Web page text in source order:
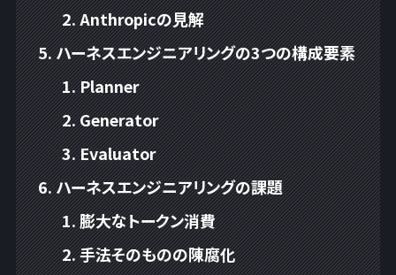
Anthropicの見解
ハーネスエンジニアリングの3つの構成要素
Planner
Generator
Evaluator
ハーネスエンジニアリングの課題
膨大なトークン消費
手法そのものの陳腐化